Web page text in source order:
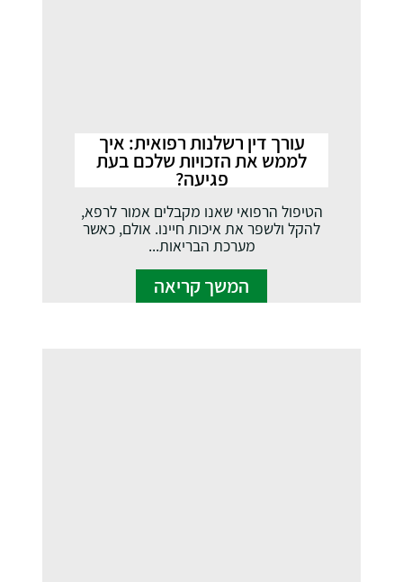
עורך דין רשלנות רפואית: איך
לממש את הזכויות שלכם בעת
פגיעה?
הטיפול הרפואי שאנו מקבלים אמור לרפא,
להקל ולשפר את איכות חיינו. אולם, כאשר
מערכת הבריאות...
המשך קריאה